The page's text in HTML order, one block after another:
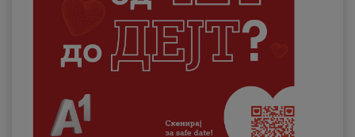
Деловни
Поддршка
Надополни кредит